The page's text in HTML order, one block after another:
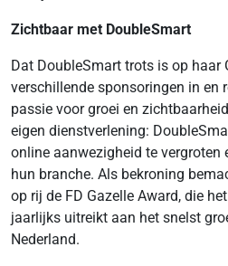
Zichtbaar met DoubleSmart
Dat DoubleSmart trots is op haar
verschillende sponsoringen in en
passie voor groei en
eigen dienstverlening:
online aanwezigheid te vergroten
hun branche. Als bekroning
op rij de FD Gazelle Award, die
jaarlijks uitreikt aan het snelst
Nederland.